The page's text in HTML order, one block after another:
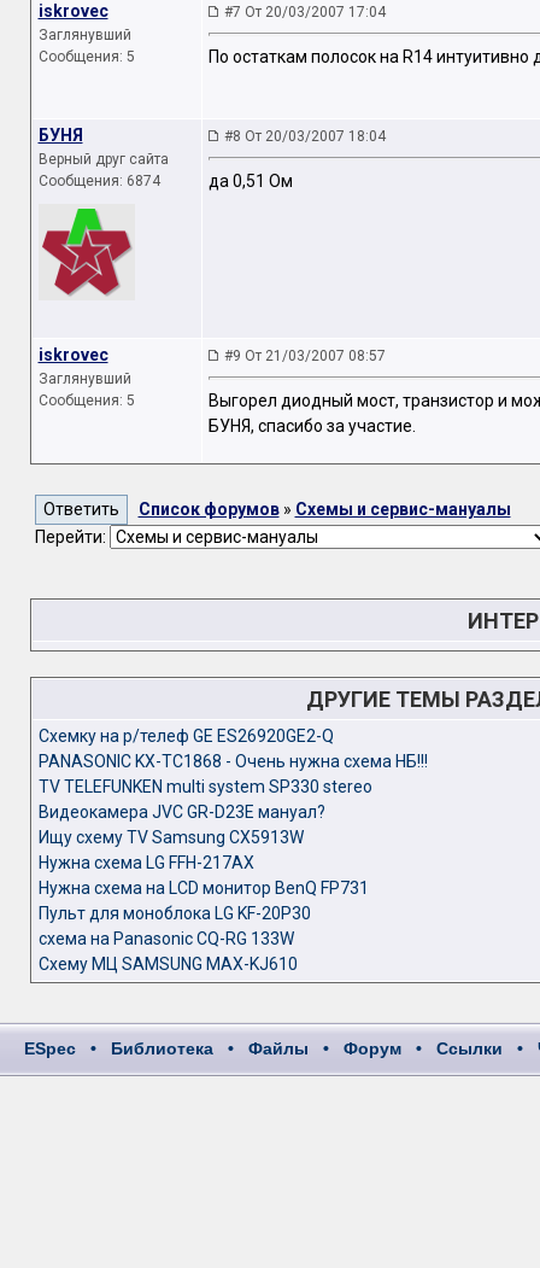
iskrovec
Заглянувший
Сообщения: 5
#7 От 20/03/2007 17:04
По остаткам полосок на R14
БУНЯ
Верный друг сайта
Сообщения: 6874
#8 От 20/03/2007 18:04
да 0,51 Ом
iskrovec
Заглянувший
Сообщения: 5
#9 От 21/03/2007 08:57
Выгорел диодный мост, транзистор и
БУНЯ, спасибо за участие.
Список форумов» Схемы и сервис-мануалы
Перейти:
ДРУГИЕ ТЕМЫ
Cхемку на р/телеф GE ES26920GE2-Q
PANASONIC KX-TC1868 - Очень нужна схема НБ!!!
TV TELEFUNKEN multi system SP330 stereo
Видеокамера JVC GR-D23E мануал?
Ищу схему TV Samsung CX5913W
Нужна схема LG FFH-217AX
Нужна схема на LCD монитор BenQ FP731
Пульт для моноблока LG KF-20P30
схема на Panasonic CQ-RG 133W
Схему МЦ SAMSUNG MAX-KJ610
ESpec • Библиотека • Файлы • Форум • Ссылки •